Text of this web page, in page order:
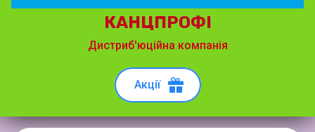
КАНЦПРОФІ
Дистриб'юційна компанія
Акції